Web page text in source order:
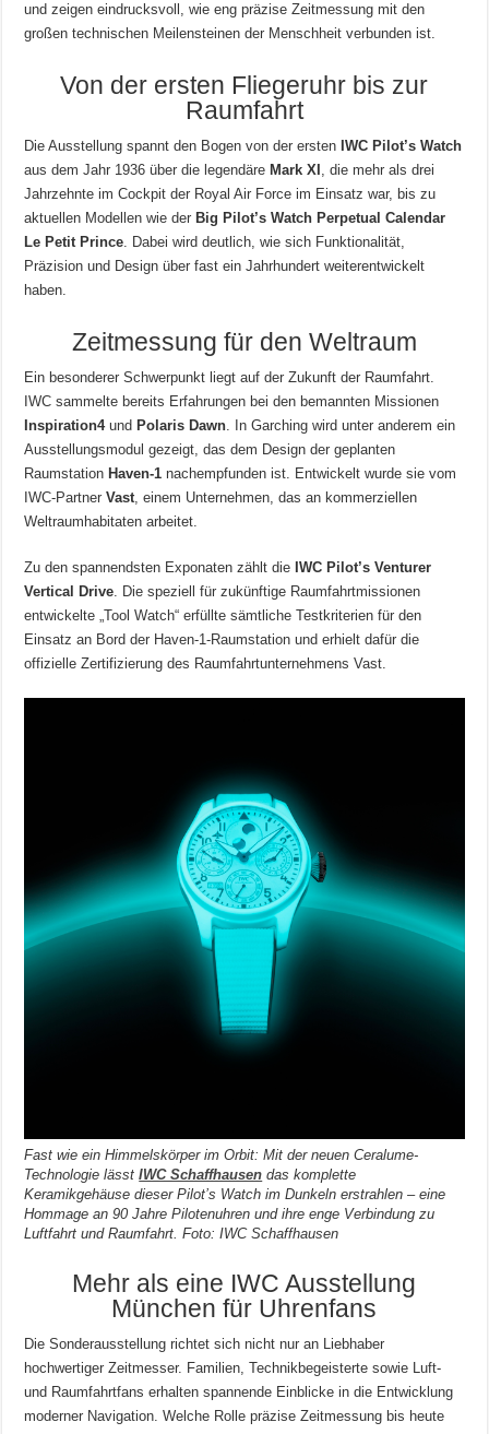
und zeigen eindrucksvoll, wie eng präzise Zeitmessung mit den
großen technischen Meilensteinen der Menschheit verbunden ist.
Von der ersten Fliegeruhr bis zur
Raumfahrt
Die Ausstellung spannt den Bogen von der ersten IWC Pilot’s Watch
aus dem Jahr 1936 über die legendäre Mark XI , die mehr als drei
Jahrzehnte im Cockpit der Royal Air Force im Einsatz war, bis zu
aktuellen Modellen wie der Big Pilot’s Watch Perpetual Calendar
Le Petit Prince. Dabei wird deutlich, wie sich Funktionalität,
Präzision und Design über fast ein Jahrhundert weiterentwickelt
haben.
Zeitmessung für den Weltraum
Ein besonderer Schwerpunkt liegt auf der Zukunft der Raumfahrt.
IWC sammelte bereits Erfahrungen bei den bemannten Missionen
Inspiration4und Polaris Dawn. In Garching wird unter anderem ein
Ausstellungsmodul gezeigt, das dem Design der geplanten
Raumstation Haven-1 nachempfunden ist. Entwickelt wurde sie vom
IWC-PartnerVast, einem Unternehmen, das an kommerziellen
Weltraumhabitaten arbeitet.
Zu den spannendsten Exponaten zählt die IWC Pilot’s Venturer
Vertical Drive. Die speziell für zukünftige Raumfahrtmissionen
entwickelte „Tool Watch“ erfüllte sämtliche Testkriterien für den
Einsatz an Bord der Haven-1-Raumstation und erhielt dafür die
offizielle Zertifizierung des Raumfahrtunternehmens Vast.
Fast wie ein Himmelskörper im Orbit: Mit der neuen Ceralume-
Technologie lässtIWC Schaffhausen das komplette
Keramikgehäuse dieser Pilot’s Watch im Dunkeln erstrahlen – eine
Hommage an 90 Jahre Pilotenuhren und ihre enge Verbindung zu
Luftfahrt und Raumfahrt. Foto: IWC Schaffhausen
Mehr als eine IWC Ausstellung
München für Uhrenfans
Die Sonderausstellung richtet sich nicht nur an Liebhaber
hochwertiger Zeitmesser. Familien, Technikbegeisterte sowie Luft-
und Raumfahrtfans erhalten spannende Einblicke in die Entwicklung
moderner Navigation. Welche Rolle präzise Zeitmessung bis heute